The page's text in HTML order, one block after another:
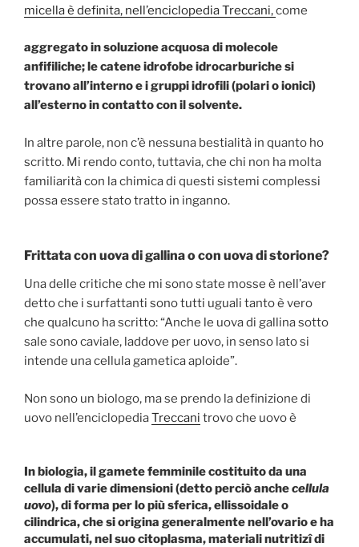
micella è definita, nell’enciclopedia Treccani,come
aggregato in soluzione acquosa di molecole
anfifiliche; le catene idrofobe idrocarburiche si
trovano all’interno e i gruppi idrofili (polari o ionici)
all’esterno in contatto con il solvente.
In altre parole, non c’è nessuna bestialità in quanto ho
scritto. Mi rendo conto, tuttavia, che chi non ha molta
familiarità con la chimica di questi sistemi complessi
possa essere stato tratto in inganno.
Frittata con uova di gallina o con uova di storione?
Una delle critiche che mi sono state mosse è nell’aver
detto che i surfattanti sono tutti uguali tanto è vero
che qualcuno ha scritto: “Anche le uova di gallina sotto
sale sono caviale, laddove per uovo, in senso lato si
intende una cellula gametica aploide”.
Non sono un biologo, ma se prendo la definizione di
uovo nell’enciclopediaTreccani trovo che uovo è
In biologia, il gamete femminile costituito da una
cellula di varie dimensioni (detto perciò anchecellula
uovo), di forma per lo più sferica, ellissoidale o
cilindrica, che si origina generalmente nell’ovario e ha
accumulati, nel suo citoplasma, materiali nutritizî di